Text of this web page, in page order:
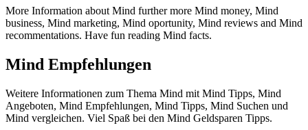
More Information about Mind further more Mind money, Mind
business, Mind marketing, Mind oportunity, Mind reviews and Mind
recommentations. Have fun reading Mind facts.
Mind Empfehlungen
Weitere Informationen zum Thema Mind mit Mind Tipps, Mind
Angeboten, Mind Empfehlungen, Mind Tipps, Mind Suchen und
Mind vergleichen. Viel Spaß bei den Mind Geldsparen Tipps.